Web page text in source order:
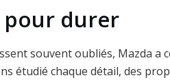
pour durer
souvent oubliés, Mazda a
étudié chaque détail, des